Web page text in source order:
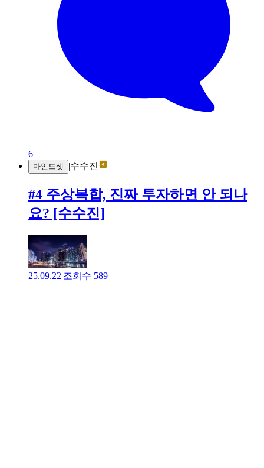
6
마인드셋 |수수진
#4 주상복합, 진짜 투자하면 안 되나
요? [수수진]
25.09.22|조회수 589